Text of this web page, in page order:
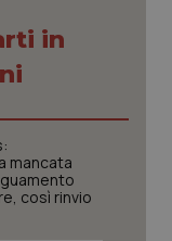
in
mancata
così rinvio
fruibile il
quali la
aree
di